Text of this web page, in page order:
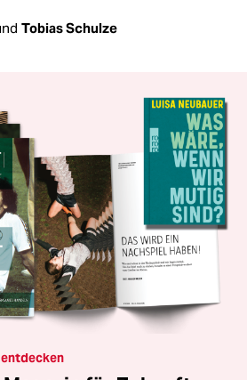
Tobias Schulze
entdecken